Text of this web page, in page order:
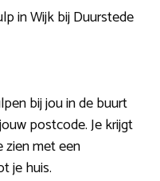
in Wijk bij Duurstede
bij jou in de buurt
postcode. Je krijgt
zien met een
je huis.